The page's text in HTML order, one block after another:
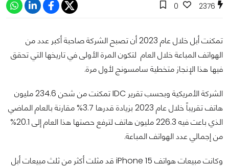
2376
0
تمكنت أبل خلال عام 2023 أن تصبح الشركة صاحبة أكبر عدد من
الهواتف المباعة خلال العام لتكون المرة الأولى في تاريخها التي تحقق
فيها هذا الإنجاز متخطية سامسونج لأول مرة.
الشركة الأمريكية وبحسب تقرير IDC تمكنت من شحن 234.6 مليون
هاتف تقريباً خلال عام 2023 بزيادة قدرها 3.7% مقارنة بالعام الماضي
الذي باعت فيه 226.3 مليون هاتف لترفع حصتها هذا العام إلى 20.1%
من إجمالي عدد الهواتف المباعة.
وكانت مبيعات هواتف iPhone 15 قد مثلت أكثر من ثلث مبيعات أبل